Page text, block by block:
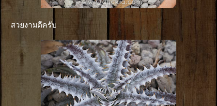
สวยงามดีครับ